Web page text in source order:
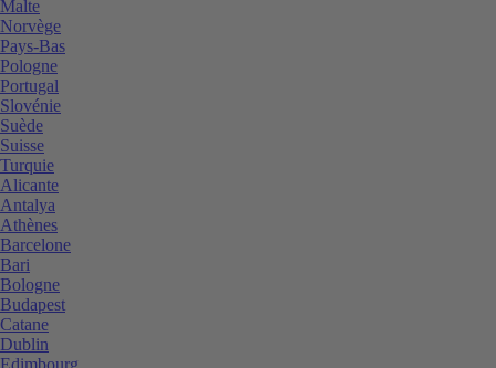
Malte
Norvège
Pays-Bas
Pologne
Portugal
Slovénie
Suède
Suisse
Turquie
Alicante
Antalya
Athènes
Barcelone
Bari
Bologne
Budapest
Catane
Dublin
Edimbourg